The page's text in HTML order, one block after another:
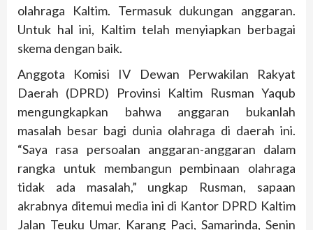
olahraga Kaltim. Termasuk dukungan anggaran.
Untuk hal ini, Kaltim telah menyiapkan berbagai
skema dengan baik.
Anggota Komisi IV Dewan Perwakilan Rakyat
Daerah (DPRD) Provinsi Kaltim Rusman Yaqub
mengungkapkan bahwa anggaran bukanlah
masalah besar bagi dunia olahraga di daerah ini.
“Saya rasa persoalan anggaran-anggaran dalam
rangka untuk membangun pembinaan olahraga
tidak ada masalah,” ungkap Rusman, sapaan
akrabnya ditemui media ini di Kantor DPRD Kaltim
Jalan Teuku Umar, Karang Paci, Samarinda, Senin